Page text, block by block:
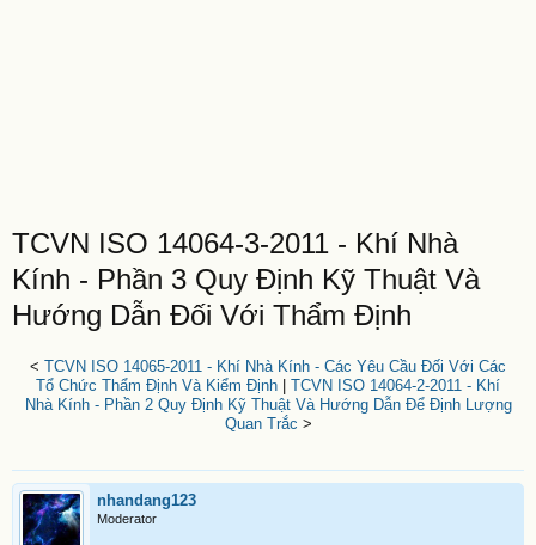
TCVN ISO 14064-3-2011 - Khí Nhà
Kính - Phần 3 Quy Định Kỹ Thuật Và
Hướng Dẫn Đối Với Thẩm Định
< TCVN ISO 14065-2011 - Khí Nhà Kính - Các Yêu Cầu Đối Với Các
Tổ Chức Thẩm Định Và Kiểm Định
TCVN ISO 14064-2-2011 - Khí
Nhà Kính - Phần 2 Quy Định Kỹ Thuật Và Hướng Dẫn Để Định Lượng
Quan Trắc >
nhandang123
Moderator